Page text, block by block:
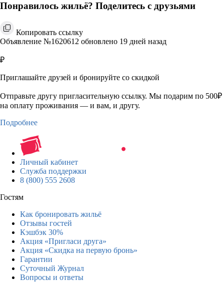
Понравилось жильё? Поделитесь с друзьями
Копировать ссылку
Объявление №1620612 обновлено 19 дней назад
₽
Приглашайте друзей и бронируйте со скидкой
Отправьте другу пригласительную ссылку. Мы подарим по 500₽
на оплату проживания — и вам, и другу.
Подробнее
Личный кабинет
Служба поддержки
8 (800) 555 2608
Гостям
Как бронировать жильё
Отзывы гостей
Кэшбэк 30%
Акция «Пригласи друга»
Акция «Скидка на первую бронь»
Гарантии
Суточный Журнал
Вопросы и ответы